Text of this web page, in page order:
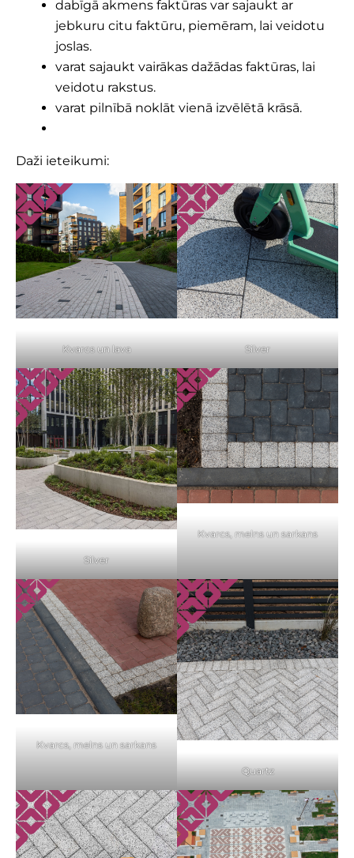
dabīgā akmens faktūras var sajaukt ar
jebkuru citu faktūru, piemēram, lai veidotu
joslas.
varat sajaukt vairākas dažādas faktūras, lai
veidotu rakstus.
varat pilnībā noklāt vienā izvēlētā krāsā.
Daži ieteikumi:
Kvarcs un lava Silver
Silver
Kvarcs, melns un sarkans
Kvarcs, melns un sarkans
Quartz